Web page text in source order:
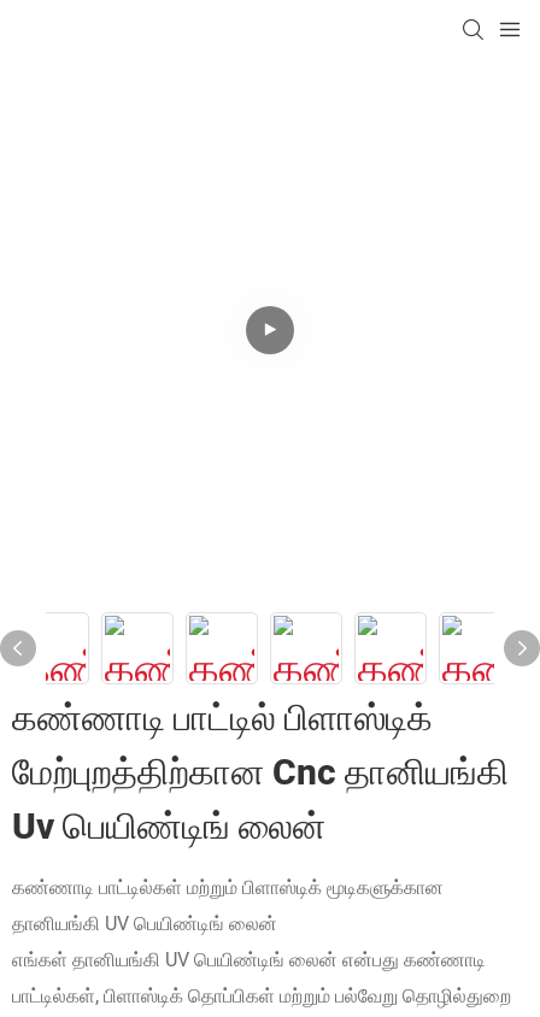
கண்ணாடி பாட்டில் பிளாஸ்டிக்
மேற்புறத்திற்கான Cnc தானியங்கி
Uv பெயிண்டிங் லைன்
கண்ணாடி பாட்டில்கள் மற்றும் பிளாஸ்டிக் மூடிகளுக்கான
தானியங்கி UV பெயிண்டிங் லைன்
எங்கள் தானியங்கி UV பெயிண்டிங் லைன் என்பது கண்ணாடி
பாட்டில்கள், பிளாஸ்டிக் தொப்பிகள் மற்றும் பல்வேறு தொழில்துறை